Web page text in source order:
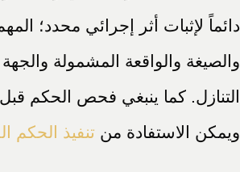
دائماً لإثبات أثر إجرائي محدد؛
والصيغة والواقعة المشمولة والجهة
التنازل. كما ينبغي فحص الحكم قبل
ويمكن الاستفادة من تنفيذ الحكم